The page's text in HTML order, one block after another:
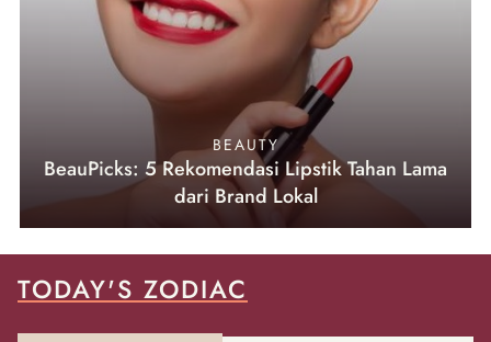
BEAUTY
BeauPicks: 5 Rekomendasi Lipstik Tahan Lama
dari Brand Lokal
TODAY'S ZODIAC